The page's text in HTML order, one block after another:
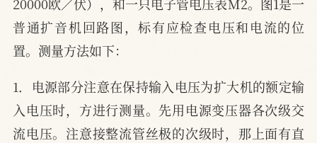
普通扩音机回路图，标有应检查电压和电流的位
置。测量方法如下：
1．电源部分注意在保持输入电压为扩大机的额定输
入电压时，方进行测量。先用电源变压器各次级交
流电压。注意接整流管丝极的次级时，那上面有直